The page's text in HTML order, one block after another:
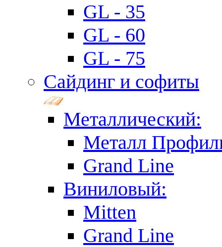
GL - 35
GL - 60
GL - 75
Сайдинг и софиты
Металлический:
Металл
Grand Line
Виниловый:
Mitten
Grand Line